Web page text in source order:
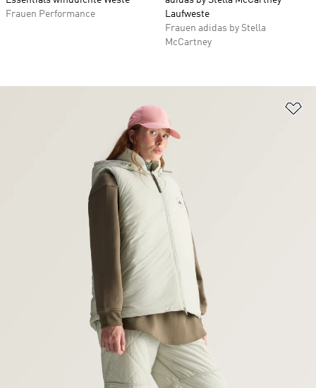
Frauen Performance
Laufweste
Frauen adidas by Stella
McCartney